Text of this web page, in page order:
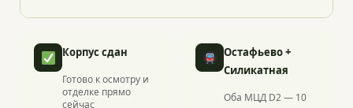
Корпус сдан
Готово к осмотру и
отделке прямо
сейчас
Остафьево +
Силикатная
Оба МЦД D2 — 10